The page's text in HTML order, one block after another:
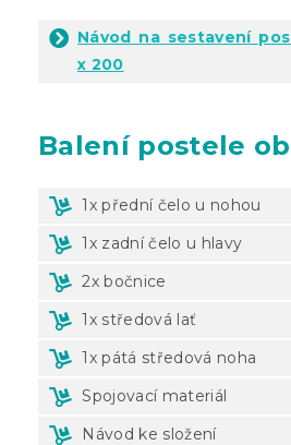
Návod na sestavení
x 200
Balenípostele
1x přední čelo u nohou
1x zadní čelo u hlavy
2x bočnice
1x středová lať
1x pátá středová noha
Spojovací materiál
Návod ke složení